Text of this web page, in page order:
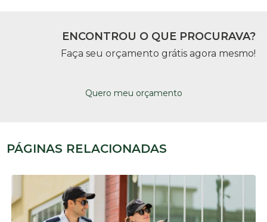
ENCONTROU O QUE PROCURAVA?
Faça seu orçamento grátis agora mesmo!
Quero meu orçamento
PÁGINAS RELACIONADAS